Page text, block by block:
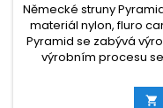
Německé struny
materiál nylon, fluro
Pyramid se zabývá
výrobním procesu
zpracování v poměru k
